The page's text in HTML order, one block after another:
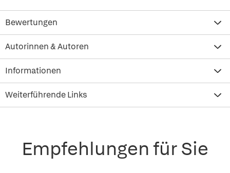
Bewertungen
Autorinnen & Autoren
Informationen
Weiterführende Links
Empfehlungen für Sie